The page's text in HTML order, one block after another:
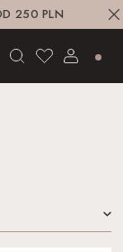
250 PLN